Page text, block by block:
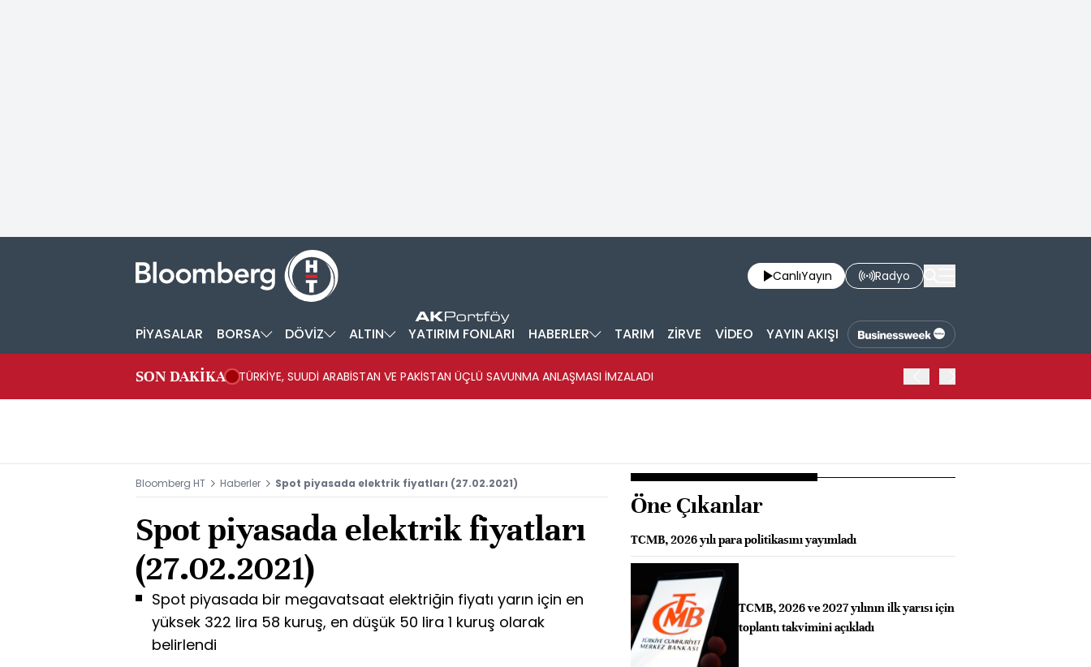
CanlıYayın Radyo
PİYASALAR BORSA DÖVİZ ALTIN YATIRIM FONLARI HABERLER TARIM ZİRVE VİDEO YAYIN AKIŞI
SON DAKİKA TÜRKİYE, SUUDİ ARABİSTAN VE PAKİSTAN ÜÇLÜ SAVUNMA ANLAŞMASI İMZALADI
Bloomberg HT Haberler Spot piyasada elektrik fiyatları (27.02.2021)
Spot piyasada elektrik fiyatları
(27.02.2021)
Spot piyasada bir megavatsaat elektriğin fiyatı yarın için en
yüksek 322 lira 58 kuruş, en düşük 50 lira 1 kuruş olarak
belirlendi
Öne Çıkanlar
TCMB, 2026 yılı para politikasını yayımladı
TCMB, 2026 ve 2027 yılının ilk yarısı için
toplantı takvimini açıkladı